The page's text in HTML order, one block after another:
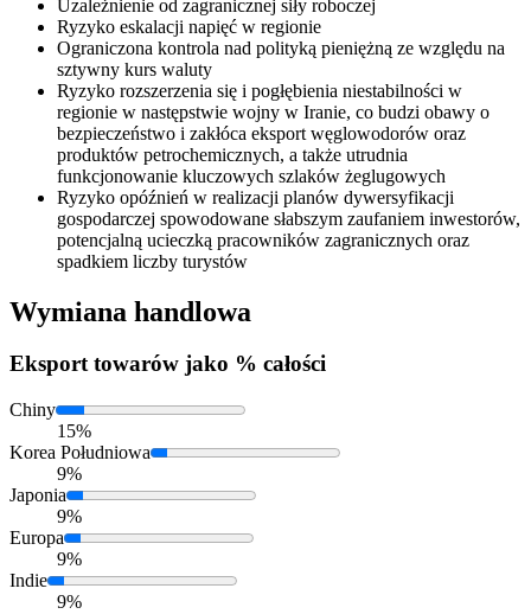
Uzależnienie od zagranicznej siły roboczej
Ryzyko eskalacji napięć w regionie
Ograniczona kontrola nad polityką pieniężną ze względu na
sztywny kurs waluty
Ryzyko rozszerzenia się i pogłębienia niestabilności w
regionie w następstwie wojny w Iranie, co budzi obawy o
bezpieczeństwo i zakłóca eksport węglowodorów oraz
produktów petrochemicznych, a także utrudnia
funkcjonowanie kluczowych szlaków żeglugowych
Ryzyko opóźnień w realizacji planów dywersyfikacji
gospodarczej spowodowane słabszym zaufaniem inwestorów,
potencjalną ucieczką pracowników zagranicznych oraz
spadkiem liczby turystów
Wymiana handlowa
Eksporttowarów jako % całości
Chiny
15%
Korea Południowa
9%
Japonia
9%
Europa
9%
Indie
9%